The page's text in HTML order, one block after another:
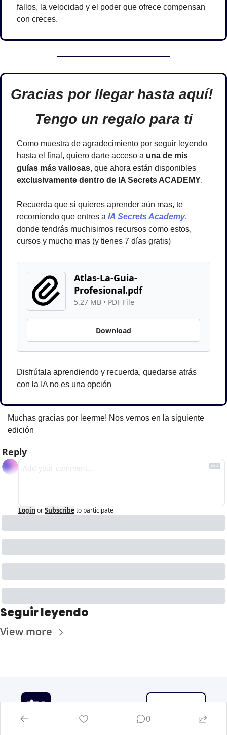
fallos, la velocidad y el poder que ofrece compensan
con creces.
Gracias por llegar hasta aquí!
Tengo un regalo para ti
Como muestra de agradecimiento por seguir leyendo
hasta el final, quiero darte acceso a una de mis
guías más valiosas
exclusivamente dentro de IA Secrets ACADEMY.
Recuerda que si quieres aprender aún mas, te
recomiendo que entres a IA Secrets Academy,
donde tendrás muchisimos recursos como estos,
cursos y mucho mas (y tienes 7 días gratis)
Atlas-La-Guia-
Profesional.pdf
5.27 MB • PDF File
Download
Disfrútala aprendiendo y recuerda, quedarse atrás
con la IA no es una opción
Muchas gracias por leerme! Nos vemos en la siguiente
edición
Reply
Login orSubscribeto participate
Seguir leyendo
View more
IA Secrets
0